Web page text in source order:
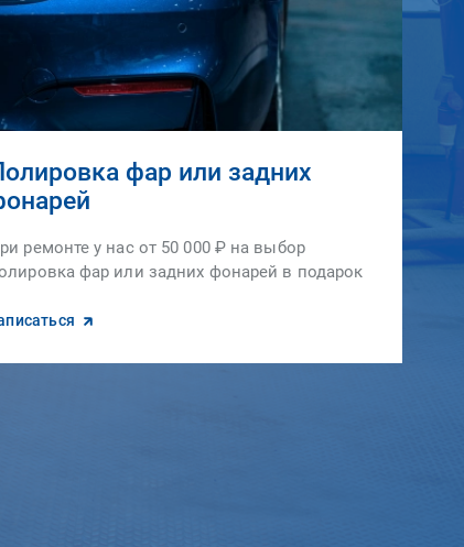
фар или задних
ремонте у нас от 50 000 ₽ на выбор
фар или задних фонарей в подарок